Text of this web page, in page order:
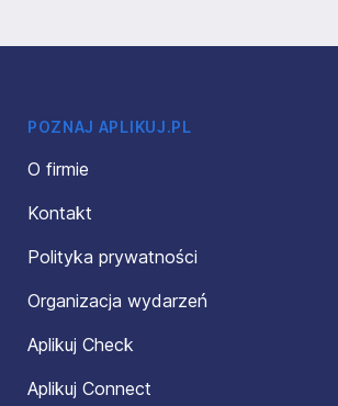
POZNAJ APLIKUJ.PL
O firmie
Kontakt
Polityka prywatności
Organizacja wydarzeń
Aplikuj Check
Aplikuj Connect